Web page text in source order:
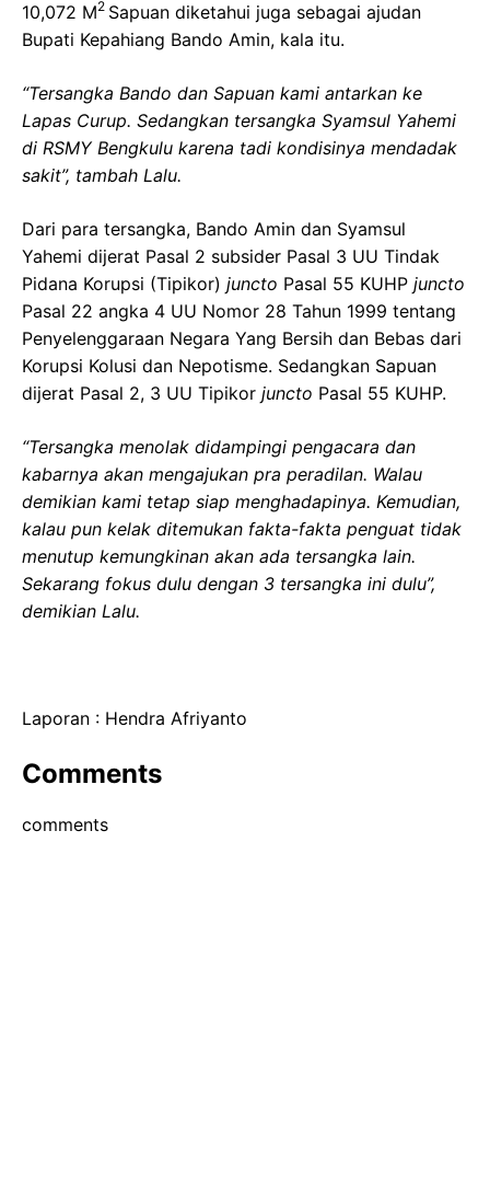
10,072 M2 Sapuan diketahui juga sebagai ajudan
Bupati Kepahiang Bando Amin, kala itu.
“Tersangka Bando dan Sapuan kami antarkan ke
Lapas Curup. Sedangkan tersangka Syamsul Yahemi
di RSMY Bengkulu karena tadi kondisinya mendadak
sakit”, tambah Lalu.
Dari para tersangka, Bando Amin dan Syamsul
Yahemi dijerat Pasal 2 subsider Pasal 3 UU Tindak
Pidana Korupsi (Tipikor) juncto Pasal 55 KUHP juncto
Pasal 22 angka 4 UU Nomor 28 Tahun 1999 tentang
Penyelenggaraan Negara Yang Bersih dan Bebas dari
Korupsi Kolusi dan Nepotisme. Sedangkan Sapuan
dijerat Pasal 2, 3 UU Tipikor juncto Pasal 55 KUHP.
“Tersangka menolak didampingi pengacara dan
kabarnya akan mengajukan pra peradilan. Walau
demikian kami tetap siap menghadapinya. Kemudian,
kalau pun kelak ditemukan fakta-fakta penguat tidak
menutup kemungkinan akan ada tersangka lain.
Sekarang fokus dulu dengan 3 tersangka ini dulu”,
demikian Lalu.
Laporan : Hendra Afriyanto
Comments
comments